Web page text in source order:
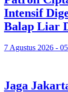
Intensif
Balap Liar
7 Agustus 2026 -
Jaga